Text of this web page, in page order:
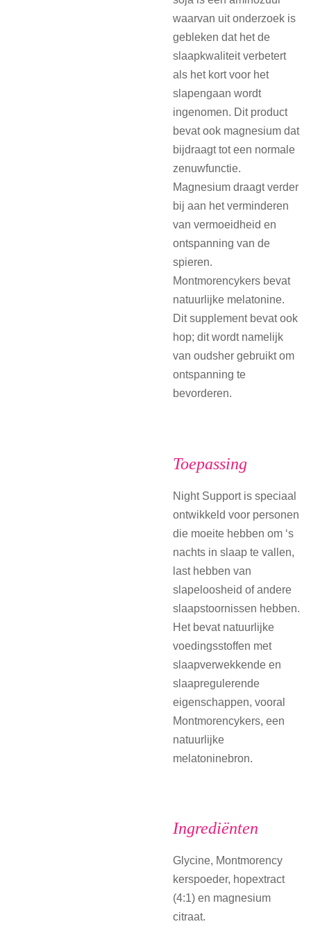
waarvan uit onderzoek is
gebleken dat het de
slaapkwaliteit verbetert
als het kort voor het
slapengaan wordt
ingenomen. Dit product
bevat ook magnesium dat
bijdraagt tot een normale
zenuwfunctie.
Magnesium draagt verder
bij aan het verminderen
van vermoeidheid en
ontspanning van de
spieren.
Montmorencykers bevat
natuurlijke melatonine.
Dit supplement bevat ook
hop; dit wordt namelijk
van oudsher gebruikt om
ontspanning te
bevorderen.
Toepassing
Night Support is speciaal
ontwikkeld voor personen
die moeite hebben om ‘s
nachts in slaap te vallen,
last hebben van
slapeloosheid of andere
slaapstoornissen hebben.
Het bevat natuurlijke
voedingsstoffen met
slaapverwekkende en
slaapregulerende
eigenschappen, vooral
Montmorencykers, een
natuurlijke
melatoninebron.
Ingrediënten
Glycine, Montmorency
kerspoeder, hopextract
(4:1) en magnesium
citraat.